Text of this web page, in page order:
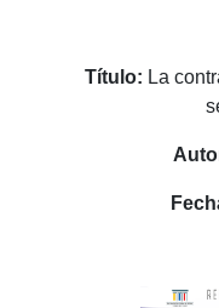
Título: La